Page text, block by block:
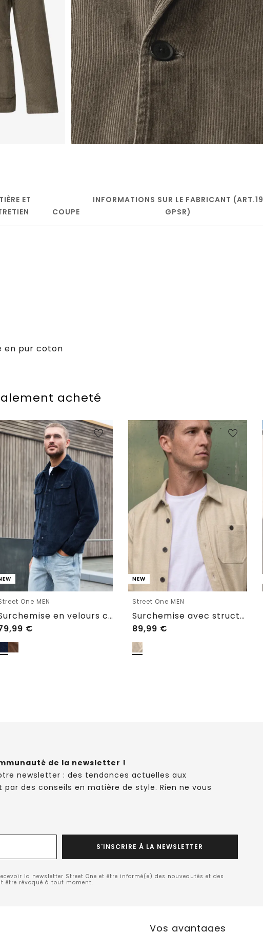
ET
COUPE
INFORMATIONS SUR LE FABRICANT (ART.19
GPSR)
en pur coton
acheté
One MEN
Surchemise en velours côtelé avec poches poitrine
€
NEW
Street One MEN
Surchemise avec structure à chevrons
89,99 €
de la newsletter !
newsletter : des tendances actuelles aux
des conseils en matière de style. Rien ne vous
S'INSCRIRE À LA NEWSLETTER
la newsletter Street One et être informé(e) des nouveautés et des
être révoqué à tout moment.
Vos avantages